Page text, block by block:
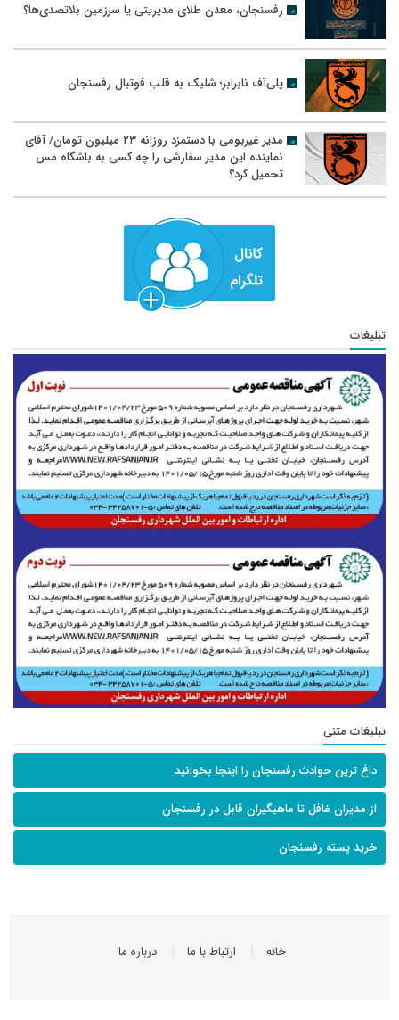
رفسنجان، معدن طلای مدیریتی یا سرزمین بلاتصدی‌ها؟
پلی‌آف نابرابر؛ شلیک به قلب فوتبال رفسنجان
مدیر غیربومی با دستمزد روزانه ۲۳ میلیون تومان/ آقای
نماینده این مدیر سفارشی را چه کسی به باشگاه مس
تحمیل کرد؟
تبلیغات
تبلیغات متنی
داغ ترین حوادث رفسنجان را اینجا بخوانید
از مدیران غافل تا ماهیگیران قابل در رفسنجان
خرید پسته رفسنجان
خانه ارتباط با ما درباره ما